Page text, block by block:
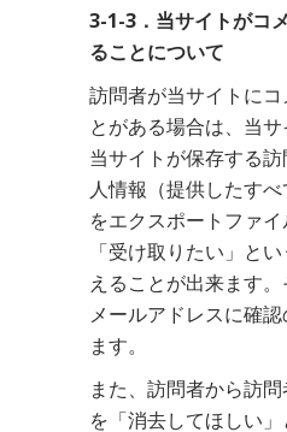
3-1-3．当サイトがコ
ることについて
訪問者が当サイトに
とがある場合は、当サ
当サイトが保存する
人情報（提供したすべ
をエクスポートファ
「受け取りたい」と
えることが出来ます
メールアドレスに確
ます。
また、訪問者から訪
を「消去してほしい